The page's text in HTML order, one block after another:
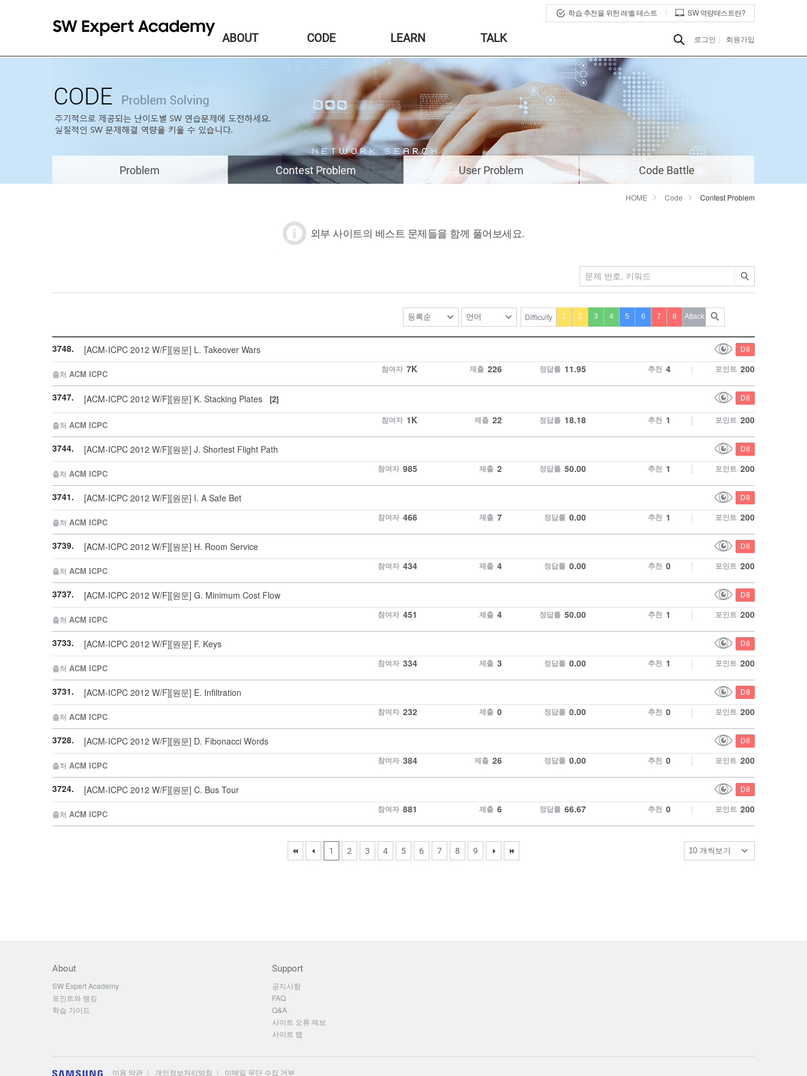
학습 추천을 위한 레벨 테스트 SW 역량테스트란?
ABOUT CODE LEARN TALK 로그인 회원가입
Problem Contest Problem User Problem Code Battle
HOME Code Contest Problem
외부 사이트의 베스트 문제들을 함께 풀어보세요.
검색
Difficulty 1 2 3 4 5 6 7 8 Attack
3748. [ACM-ICPC 2012 W/F][원문] L. Takeover Wars
C
o
d
e
보
허
D8
출처 ACM ICPC 참여자 7K 제출 226 정답률 11.95 추천 4 포인트 200
3747. [ACM-ICPC 2012 W/F][원문] K. Stacking Plates [2]
C
d
보
기
허
D8
출처 ACM ICPC 참여자 1K 제출 22 정답률 18.18 추천 1 포인트 200
3744. [ACM-ICPC 2012 W/F][원문] J. Shortest Flight Path
C
o
d
e
보
허
D8
출처 ACM ICPC 참여자 985 제출 2 정답률 50.00 추천 1 포인트 200
3741. [ACM-ICPC 2012 W/F][원문] I. A Safe Bet
C
o
d
e
보
허
D8
출처 ACM ICPC 참여자 466 제출 7 정답률 0.00 추천 1 포인트 200
3739. [ACM-ICPC 2012 W/F][원문] H. Room Service
C
o
d
e
보
허
D8
출처 ACM ICPC 참여자 434 제출 4 정답률 0.00 추천 0 포인트 200
3737. [ACM-ICPC 2012 W/F][원문] G. Minimum Cost Flow
C
o
d
e
보
허
D8
출처 ACM ICPC 참여자 451 제출 4 정답률 50.00 추천 1 포인트 200
3733. [ACM-ICPC 2012 W/F][원문] F. Keys
C
o
d
e
보
허
D8
출처 ACM ICPC 참여자 334 제출 3 정답률 0.00 추천 1 포인트 200
3731. [ACM-ICPC 2012 W/F][원문] E. Infiltration
C
o
d
e
보
허
D8
출처 ACM ICPC 참여자 232 제출 0 정답률 0.00 추천 0 포인트 200
3728. [ACM-ICPC 2012 W/F][원문] D. Fibonacci Words
C
o
d
e
보
허
D8
출처 ACM ICPC 참여자 384 제출 26 정답률 0.00 추천 0 포인트 200
3724. [ACM-ICPC 2012 W/F][원문] C. Bus Tour
C
o
d
e
기
허
D8
출처 ACM ICPC 참여자 881 제출 6 정답률 66.67 추천 0 포인트 200
First Previous 1(current) 2 3 4 5 6 7 8 9 Next Last
About
SW Expert Academy
포인트와 랭킹
학습 가이드
Support
공지사항
FAQ
Q&A
사이트 오류 제보
사이트 맵
이용 약관 개인정보처리방침 이메일 무단 수집 거부